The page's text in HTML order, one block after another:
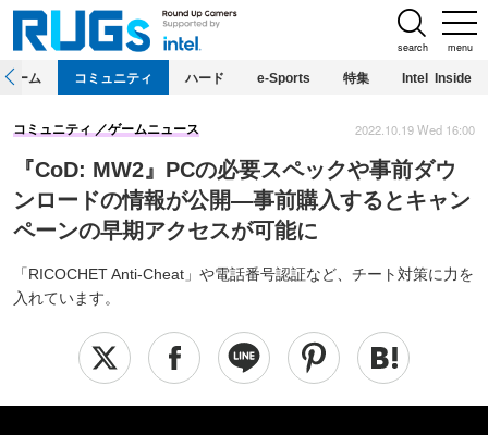
menu
search
ホーム コミュニティ ハード e-Sports 特集 Intel Inside
『CoD: MW2』PCの必要スペックや事前ダウ
ンロードの情報が公開―事前購入するとキャン
ペーンの早期アクセスが可能に
「RICOCHET Anti-Cheat」や電話番号認証など、チート対策に力を
入れています。
コミュニティ ゲームニュース 2022.10.19 Wed 16:00